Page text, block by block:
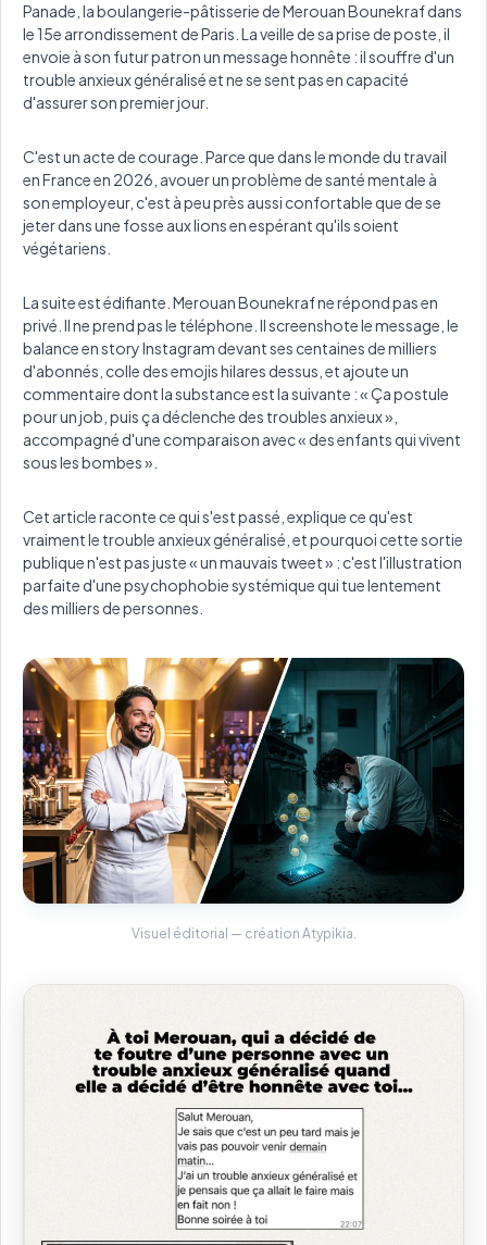
Panade, la boulangerie-pâtisserie de Merouan Bounekraf dans
le 15e arrondissement de Paris. La veille de sa prise de poste, il
envoie à son futur patron un message honnête : il souffre d'un
trouble anxieux généralisé et ne se sent pas en capacité
d'assurer son premier jour.
C'est un acte de courage. Parce que dans le monde du travail
en France en 2026, avouer un problème de santé mentale à
son employeur, c'est à peu près aussi confortable que de se
jeter dans une fosse aux lions en espérant qu'ils soient
végétariens.
La suite est édifiante. Merouan Bounekraf ne répond pas en
privé. Il ne prend pas le téléphone. Il screenshote le message, le
balance en story Instagram devant ses centaines de milliers
d'abonnés, colle des emojis hilares dessus, et ajoute un
commentaire dont la substance est la suivante : « Ça postule
pour un job, puis ça déclenche des troubles anxieux »,
accompagné d'une comparaison avec « des enfants qui vivent
sous les bombes ».
Cet article raconte ce qui s'est passé, explique ce qu'est
vraiment le trouble anxieux généralisé, et pourquoi cette sortie
publique n'est pas juste « un mauvais tweet » : c'est l'illustration
parfaite d'une psychophobie systémique qui tue lentement
des milliers de personnes.
Visuel éditorial — création Atypikia.